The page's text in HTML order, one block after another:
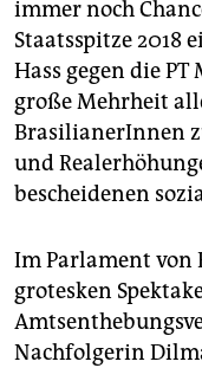
immer noch
Staatsspitze 2018
Hass gegen die
große Mehrheit
BrasilianerInnen
und
bescheidenen
Im Parlament von
grotesken
Nachfolgerin